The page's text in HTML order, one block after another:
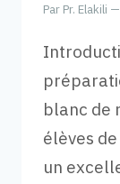
Par Pr. Elakili
blanc de
élèves
un